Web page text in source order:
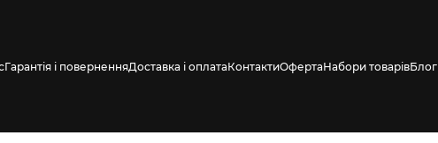
Гарантія і поверненняДоставка і оплатаКонтактиОфертаНабори товарівБлог